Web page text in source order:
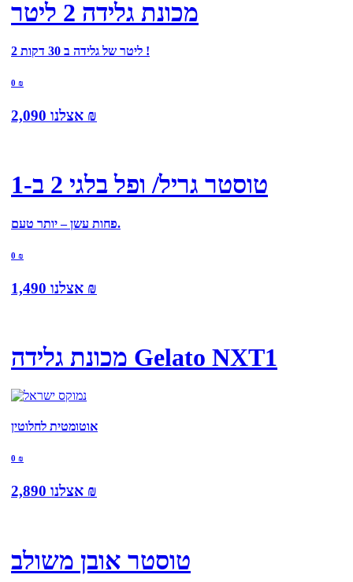
מכונת גלידה 2 ליטר
2 ליטר של גלידה ב 30 דקות !
0 ₪
אצלנו 2,090 ₪
טוסטר גריל/ ופל בלגי 2 ב-1
פחות עשן – יותר טעם.
0 ₪
אצלנו 1,490 ₪
מכונת גלידה Gelato NXT1
אוטומטית לחלוטין
0 ₪
אצלנו 2,890 ₪
טוסטר אובן משולב